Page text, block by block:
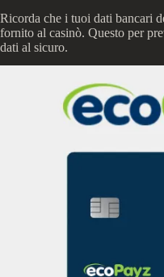
Ricorda che i tuoi dati bancari
fornito al casinò. Questo per
dati al sicuro.